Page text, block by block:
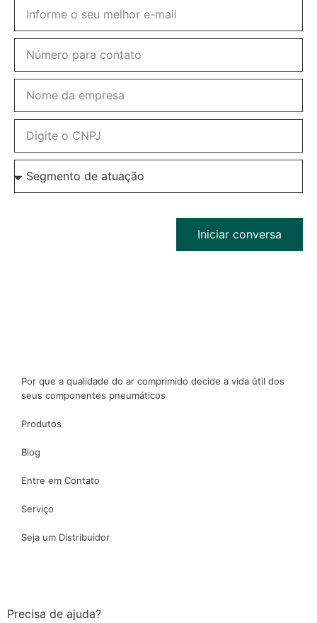
Iniciar conversa
Por que a qualidade do ar comprimido decide a vida útil dos
seus componentes pneumáticos
Produtos
Blog
Entre em Contato
Serviço
Seja um Distribuidor
Precisa de ajuda?